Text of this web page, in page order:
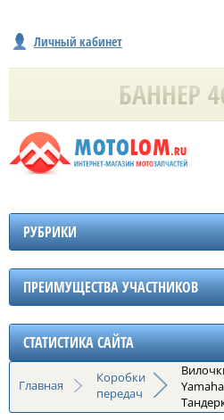
Личный кабинет
РУБРИКИ
ПРЕИМУЩЕСТВА УЧАСТНИКОВ
СТАТИСТИКА САЙТА
Главная
Коробки
передач